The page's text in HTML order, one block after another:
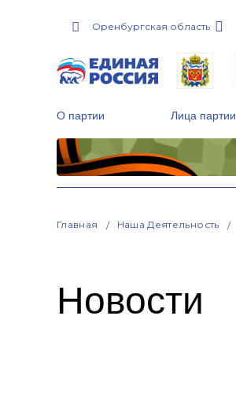
Оренбургская область
О партии Лица партии
Главная Наша Деятельность
Новости